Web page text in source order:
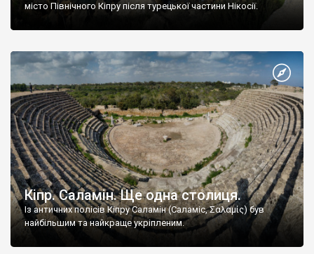
місто Північного Кіпру після турецької частини Нікосії.
Кіпр. Саламін. Ще одна столиця.
Із античних полісів Кіпру Саламін (Саламіс, Σαλαμίς) був
найбільшим та найкраще укріпленим.